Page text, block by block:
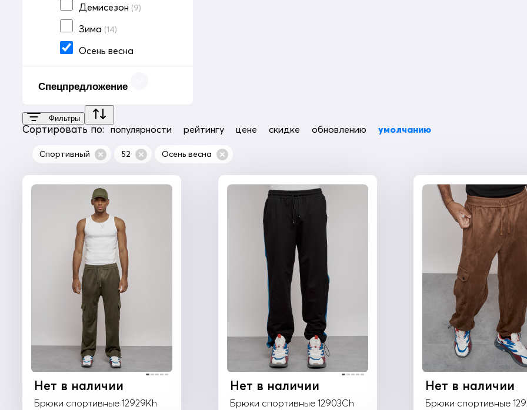
Демисезон (9)
Зима (14)
Осень весна
Спецпредложение
Фильтры
Сортировать по: популярности рейтингу цене скидке обновлению умолчанию
Спортивный 52 Осень весна
Нет в наличии
Брюки спортивные 12929Kh
Нет в наличии
Брюки спортивные 12903Ch
Нет в наличии
Брюки спортивные